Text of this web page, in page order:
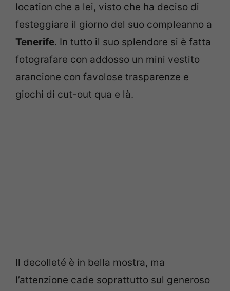
location che a lei, visto che ha deciso di
festeggiare il giorno del suo compleanno a
Tenerife. In tutto il suo splendore si è fatta
fotografare con addosso un mini vestito
arancione con favolose trasparenze e
giochi di cut-out qua e là.
Il decolleté è in bella mostra, ma
l’attenzione cade soprattutto sul generoso